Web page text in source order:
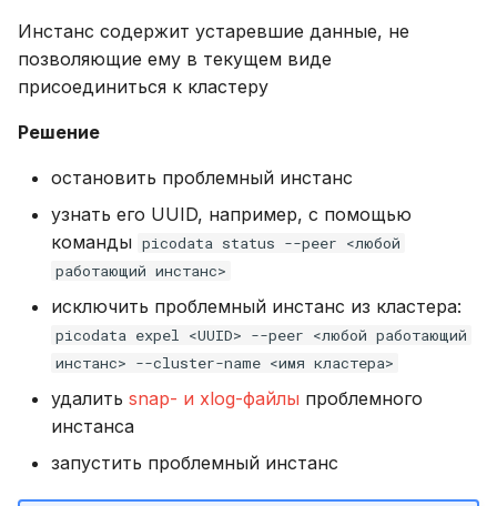
Инстанс содержит устаревшие данные, не
позволяющие ему в текущем виде
присоединиться к кластеру
Решение
остановить проблемный инстанс
узнать его UUID, например, с помощью
команды picodata status --peer <любой
работающий инстанс>
исключить проблемный инстанс из кластера:
picodata expel <UUID> --peer <любой работающий
инстанс> --cluster-name <имя кластера>
удалить snap- и xlog-файлы проблемного
инстанса
запустить проблемный инстанс